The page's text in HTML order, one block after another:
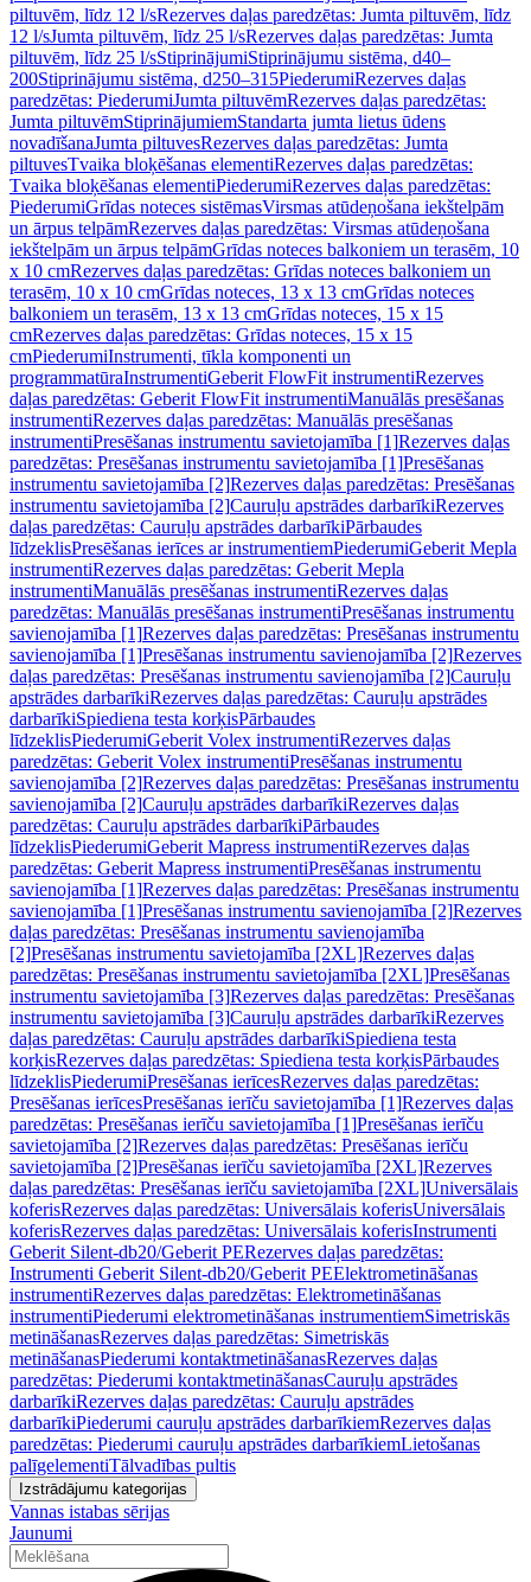
piltuvēm, līdz 12 l/sRezerves daļas paredzētas: Jumta piltuvēm, līdz
12 l/sJumta piltuvēm, līdz 25 l/sRezerves daļas paredzētas: Jumta
piltuvēm, līdz 25 l/sStiprinājumiStiprinājumu sistēma, d40–
200Stiprinājumu sistēma, d250–315PiederumiRezerves daļas
paredzētas: PiederumiJumta piltuvēmRezerves daļas paredzētas:
Jumta piltuvēmStiprinājumiemStandarta jumta lietus ūdens
novadīšanaJumta piltuvesRezerves daļas paredzētas: Jumta
piltuvesTvaika bloķēšanas elementiRezerves daļas paredzētas:
Tvaika bloķēšanas elementiPiederumiRezerves daļas paredzētas:
PiederumiGrīdas noteces sistēmasVirsmas atūdeņošana iekštelpām
un ārpus telpāmRezerves daļas paredzētas: Virsmas atūdeņošana
iekštelpām un ārpus telpāmGrīdas noteces balkoniem un terasēm, 10
x 10 cmRezerves daļas paredzētas: Grīdas noteces balkoniem un
terasēm, 10 x 10 cmGrīdas noteces, 13 x 13 cmGrīdas noteces
balkoniem un terasēm, 13 x 13 cmGrīdas noteces, 15 x 15
cmRezerves daļas paredzētas: Grīdas noteces, 15 x 15
cmPiederumiInstrumenti, tīkla komponenti un
programmatūraInstrumentiGeberit FlowFit instrumentiRezerves
daļas paredzētas: Geberit FlowFit instrumentiManuālās presēšanas
instrumentiRezerves daļas paredzētas: Manuālās presēšanas
instrumentiPresēšanas instrumentu savietojamība [1]Rezerves daļas
paredzētas: Presēšanas instrumentu savietojamība [1]Presēšanas
instrumentu savietojamība [2]Rezerves daļas paredzētas: Presēšanas
instrumentu savietojamība [2]Cauruļu apstrādes darbarīkiRezerves
daļas paredzētas: Cauruļu apstrādes darbarīkiPārbaudes
līdzeklisPresēšanas ierīces ar instrumentiemPiederumiGeberit Mepla
instrumentiRezerves daļas paredzētas: Geberit Mepla
instrumentiManuālās presēšanas instrumentiRezerves daļas
paredzētas: Manuālās presēšanas instrumentiPresēšanas instrumentu
savienojamība [1]Rezerves daļas paredzētas: Presēšanas instrumentu
savienojamība [1]Presēšanas instrumentu savienojamība [2]Rezerves
daļas paredzētas: Presēšanas instrumentu savienojamība [2]Cauruļu
apstrādes darbarīkiRezerves daļas paredzētas: Cauruļu apstrādes
darbarīkiSpiediena testa korķisPārbaudes
līdzeklisPiederumiGeberit Volex instrumentiRezerves daļas
paredzētas: Geberit Volex instrumentiPresēšanas instrumentu
savienojamība [2]Rezerves daļas paredzētas: Presēšanas instrumentu
savienojamība [2]Cauruļu apstrādes darbarīkiRezerves daļas
paredzētas: Cauruļu apstrādes darbarīkiPārbaudes
līdzeklisPiederumiGeberit Mapress instrumentiRezerves daļas
paredzētas: Geberit Mapress instrumentiPresēšanas instrumentu
savienojamība [1]Rezerves daļas paredzētas: Presēšanas instrumentu
savienojamība [1]Presēšanas instrumentu savienojamība [2]Rezerves
daļas paredzētas: Presēšanas instrumentu savienojamība
[2]Presēšanas instrumentu savietojamība [2XL]Rezerves daļas
paredzētas: Presēšanas instrumentu savietojamība [2XL]Presēšanas
instrumentu savietojamība [3]Rezerves daļas paredzētas: Presēšanas
instrumentu savietojamība [3]Cauruļu apstrādes darbarīkiRezerves
daļas paredzētas: Cauruļu apstrādes darbarīkiSpiediena testa
korķisRezerves daļas paredzētas: Spiediena testa korķisPārbaudes
līdzeklisPiederumiPresēšanas ierīcesRezerves daļas paredzētas:
Presēšanas ierīcesPresēšanas ierīču savietojamība [1]Rezerves daļas
paredzētas: Presēšanas ierīču savietojamība [1]Presēšanas ierīču
savietojamība [2]Rezerves daļas paredzētas: Presēšanas ierīču
savietojamība [2]Presēšanas ierīču savietojamība [2XL]Rezerves
daļas paredzētas: Presēšanas ierīču savietojamība [2XL]Universālais
koferisRezerves daļas paredzētas: Universālais koferisUniversālais
koferisRezerves daļas paredzētas: Universālais koferisInstrumenti
Geberit Silent-db20/Geberit PERezerves daļas paredzētas:
Instrumenti Geberit Silent-db20/Geberit PEElektrometināšanas
instrumentiRezerves daļas paredzētas: Elektrometināšanas
instrumentiPiederumi elektrometināšanas instrumentiemSimetriskās
metināšanasRezerves daļas paredzētas: Simetriskās
metināšanasPiederumi kontaktmetināšanasRezerves daļas
paredzētas: Piederumi kontaktmetināšanasCauruļu apstrādes
darbarīkiRezerves daļas paredzētas: Cauruļu apstrādes
darbarīkiPiederumi cauruļu apstrādes darbarīkiemRezerves daļas
paredzētas: Piederumi cauruļu apstrādes darbarīkiemLietošanas
palīgelementiTālvadības pultis
Izstrādājumu kategorijas
Vannas istabas sērijas
Jaunumi